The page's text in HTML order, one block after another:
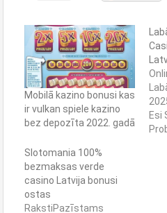
Mobilā kazino bonusi kas
ir vulkan spiele kazino
bez depozīta 2022. gadā
Esi
Slotomania 100%
bezmaksas verde
casino Latvija bonusi
ostas
RakstiPazīstams